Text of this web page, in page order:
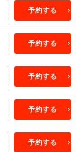
予約する
予約する
予約する
予約する
予約する